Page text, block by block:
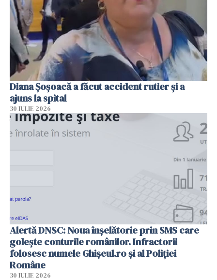
Diana Șoșoacă a făcut accident rutier și a
ajuns la spital
30 IULIE 2026
Alertă DNSC: Noua înșelătorie prin SMS care
golește conturile românilor. Infractorii
folosesc numele Ghișeul.ro și al Poliției
Române
30 IULIE 2026